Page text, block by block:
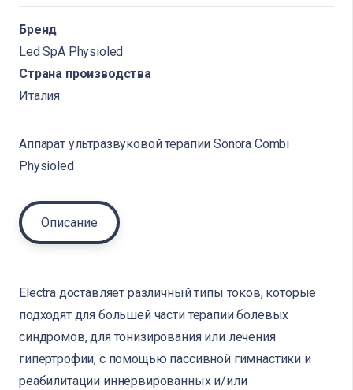
Бренд
Led SpA Physioled
Страна производства
Италия
Аппарат ультразвуковой терапии Sonora Combi
Physioled
Описание
Electra доставляет различный типы токов, которые
подходят для большей части терапии болевых
синдромов, для тонизирования или лечения
гипертрофии, с помощью пассивной гимнастики и
реабилитации иннервированных и/или